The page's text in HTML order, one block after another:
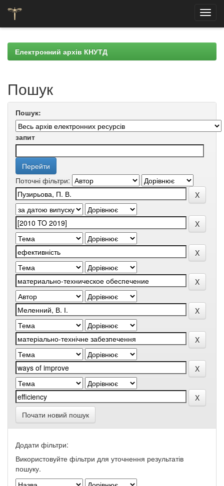
navigationЕлектронний архів КНУТД
Пошук
Пошук:
запит
Поточні фільтри:
Почати новий пошук
Додати фільтри:
Використовуйте фільтри для уточнення результатів
пошуку.